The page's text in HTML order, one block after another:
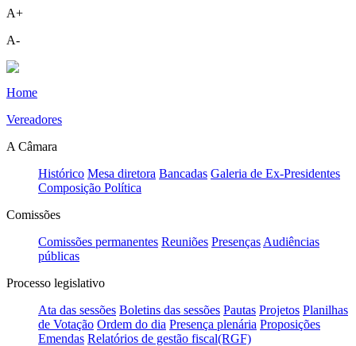
A+
A-
Home
Vereadores
A Câmara
Histórico Mesa diretora Bancadas Galeria de Ex-Presidentes
Composição Política
Comissões
Comissões permanentes Reuniões Presenças Audiências
públicas
Processo legislativo
Ata das sessões Boletins das sessões Pautas Projetos Planilhas
de Votação Ordem do dia Presença plenária Proposições
Emendas Relatórios de gestão fiscal(RGF)